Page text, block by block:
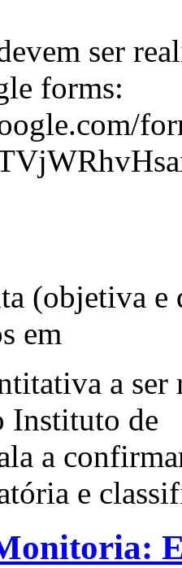
ser
forms:
(objetiva e
em
a
Instituto de
a
e